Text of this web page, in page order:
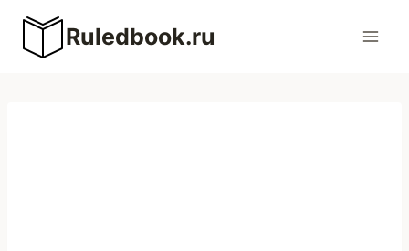
Перейти
содержимому
Ruledbook.ru